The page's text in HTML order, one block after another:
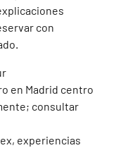
con
en Madrid centro
consultar
experiencias